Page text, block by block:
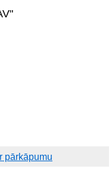
pārkāpumu